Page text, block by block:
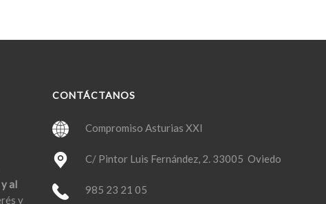
al
y
CONTÁCTANOS
Compromiso Asturias XXI
C/ Pintor Luis Fernández, 2. 33005 Oviedo
985 23 21 05